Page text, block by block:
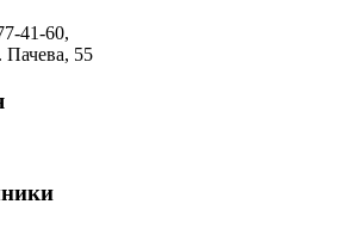
41-60,
Пачева, 55